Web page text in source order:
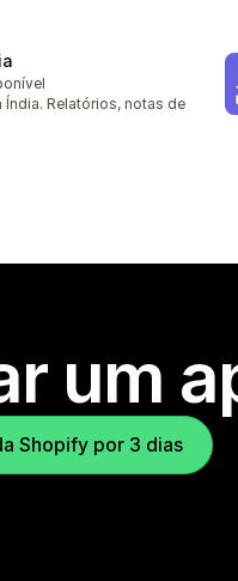
Índia. Relatórios, notas de
um
Shopify por 3 dias